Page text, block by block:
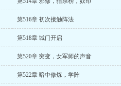
第516章 初次接触阵法
第518章 城门开启
第520章 突变，女军师的声音
第522章 暗中修炼，学阵